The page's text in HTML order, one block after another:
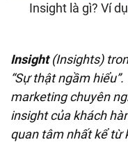
Insight là gì? Ví
Insight(Insights)
“Sự thật ngầm
marketing chuyên
insight của khách
quan tâm nhất kể từ